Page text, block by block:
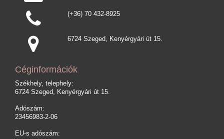
(+36) 70 432-8925
6724 Szeged, Kenyérgyári út 15.
Céginformációk
Székhely, telephely:
6724 Szeged, Kenyérgyári út 15.
Adószám:
23456983-2-06
EU-s adószám: